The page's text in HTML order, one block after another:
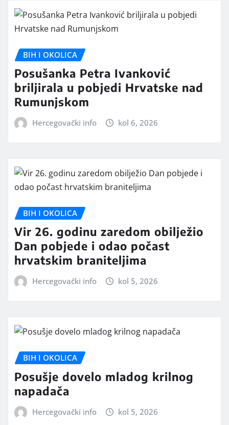
BIH I OKOLICA
Posušanka Petra Ivanković
briljirala u pobjedi Hrvatske nad
Rumunjskom
Hercegovački info kol 6, 2026
BIH I OKOLICA
Vir 26. godinu zaredom obilježio
Dan pobjede i odao počast
hrvatskim braniteljima
Hercegovački info kol 5, 2026
BIH I OKOLICA
Posušje dovelo mladog krilnog
napadača
Hercegovački info kol 5, 2026